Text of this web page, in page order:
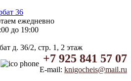
ежедневно
до 19:00
д. 36/2, стр. 1, 2 этаж
+7 925 841 57 07
E-mail: knigocheis@mail.ru